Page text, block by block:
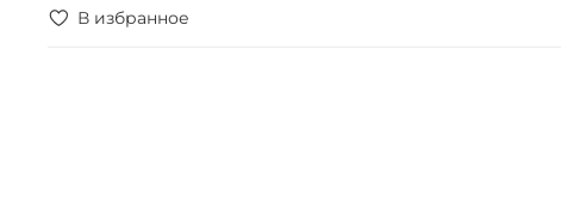
В избранное